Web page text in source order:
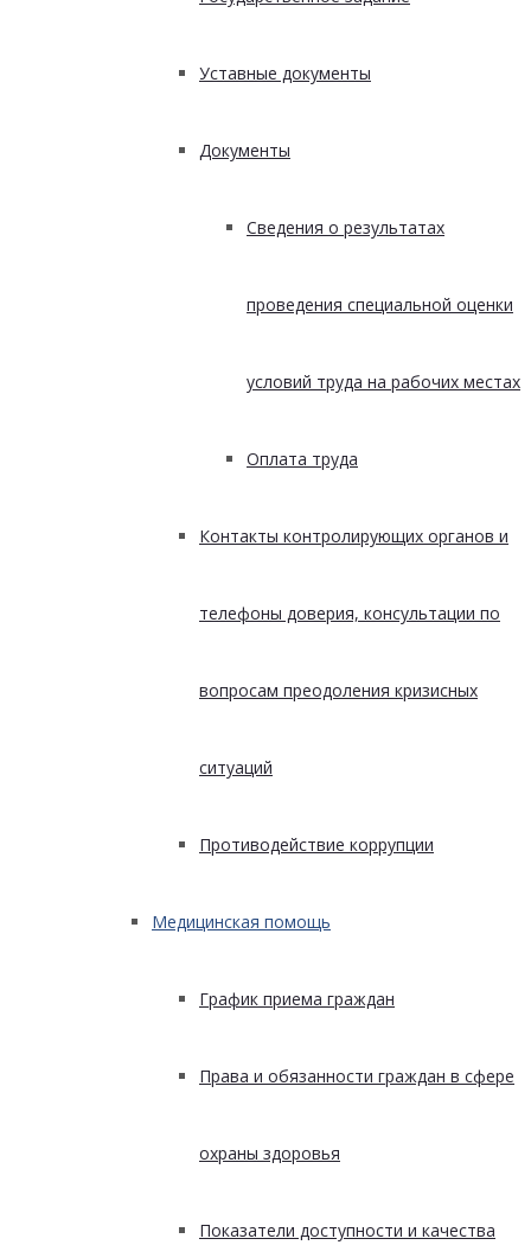
Уставные документы
Документы
Сведения о результатах
проведения специальной оценки
условий труда на рабочих местах
Оплата труда
Контакты контролирующих органов и
телефоны доверия, консультации по
вопросам преодоления кризисных
ситуаций
Противодействие коррупции
Медицинская помощь
График приема граждан
Права и обязанности граждан в сфере
охраны здоровья
Показатели доступности и качества